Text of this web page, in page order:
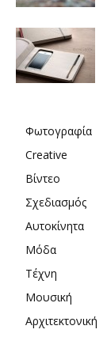
Φωτογραφία
Creative
Βίντεο
Σχεδιασμός
Αυτοκίνητα
Μόδα
Τέχνη
Μουσική
Αρχιτεκτονική